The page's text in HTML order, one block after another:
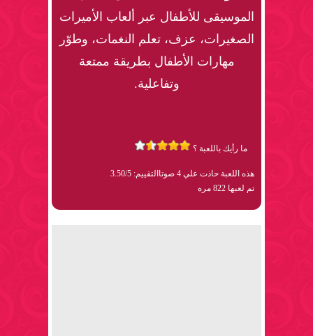
الموسيقى للأطفال عبر ألعاب الأميرات
الصغيرات، عزف، تعلم النغمات، وطوّر
مهارات الأطفال بطريقة ممتعة
وتفاعلية.
ما رأيك باللعبة ؟
هذه اللعبة حاذت علي 4 صوتا
التقييم: 3.50/5
تم لعبها 822 مره